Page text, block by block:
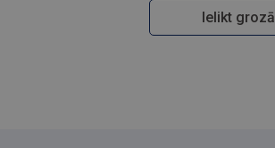
Ielikt grozā